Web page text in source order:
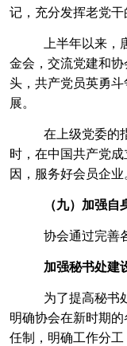
记，充分发挥老党干
上半年以来，
金会，交流党建和
头，共产党员英勇
展。
在上级党委的
时，在中国共产党成
因，服务好会员企业
（九）加强自
协会通过完善
加强秘书处建
为了提高秘书
明确协会在新时期
任制，明确工作分